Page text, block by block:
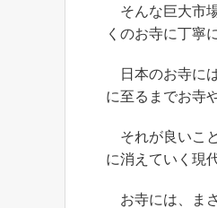
そんな巨大市
くのお寺に丁寧
日本のお寺に
に至るまでお寺
それが良いこ
に消えていく現
お寺には、ま